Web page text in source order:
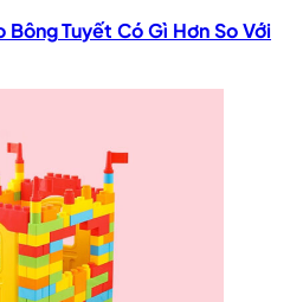
Tuyết Có Gì Hơn So Với